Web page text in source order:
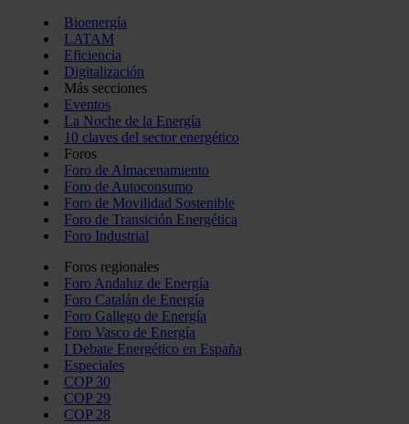
Bioenergía
LATAM
Eficiencia
Digitalización
Más secciones
Eventos
La Noche de la Energía
10 claves del sector energético
Foros
Foro de Almacenamiento
Foro de Autoconsumo
Foro de Movilidad Sostenible
Foro de Transición Energética
Foro Industrial
Foros regionales
Foro Andaluz de Energía
Foro Catalán de Energía
Foro Gallego de Energía
Foro Vasco de Energía
I Debate Energético en España
Especiales
COP 30
COP 29
COP 28